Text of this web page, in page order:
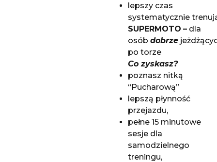
lepszy czas
systematycznie
SUPERMOTO – dla
osób dobrze
po torze
Co zyskasz?
poznasz nitką
“Pucharową”
lepszą płynność
przejazdu,
pełne 15 minutowe
sesje dla
samodzielnego
treningu,